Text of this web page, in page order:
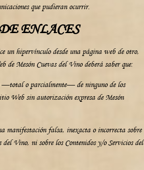
que pudieran ocurrir.
ENLACES
un hipervínculo desde una página web de otro,
Mesón Cuevas del Vino deberá saber que:
—total o parcialmente— de ninguno de los
Web sin autorización expresa de Mesón
manifestación falsa, inexacta o incorrecta sobre
Vino, ni sobre los Contenidos y/o Servicios del